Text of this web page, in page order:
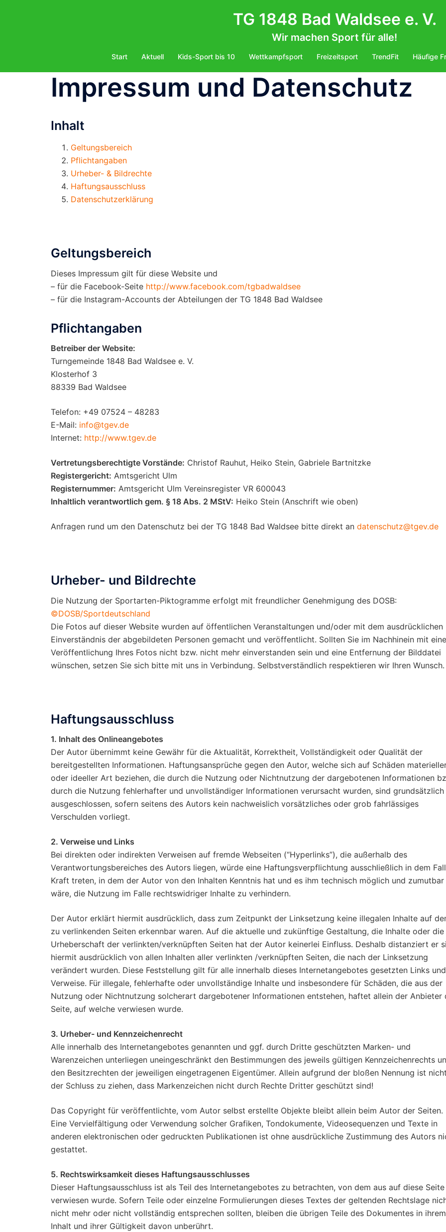
TG 1848 Bad Waldsee e. V.
Wir machen Sport für alle!
Start Aktuell Kids-Sport bis 10 Wettkampfsport Freizeitsport TrendFit Häufige
Impressum und Datenschutz
Inhalt
Geltungsbereich
Pflichtangaben
Urheber- & Bildrechte
Haftungsausschluss
Datenschutzerklärung
Geltungsbereich
Dieses Impressum gilt für diese Website und
– für die Facebook-Seite http://www.facebook.com/tgbadwaldsee
– für die Instagram-Accounts der Abteilungen der TG 1848 Bad Waldsee
Pflichtangaben
Betreiber der Website:
Turngemeinde 1848 Bad Waldsee e. V.
Klosterhof 3
88339 Bad Waldsee
Telefon: +49 07524 – 48283
E-Mail: info@tgev.de
Internet: http://www.tgev.de
Vertretungsberechtigte Vorstände: Christof Rauhut, Heiko Stein, Gabriele Bartnitzke
Registergericht: Amtsgericht Ulm
Registernummer: Amtsgericht Ulm Vereinsregister VR 600043
Inhaltlich verantwortlich gem. § 18 Abs. 2 MStV: Heiko Stein (Anschrift wie oben)
Anfragen rund um den Datenschutz bei der TG 1848 Bad Waldsee bitte direkt an datenschutz@tgev.de
Urheber- und Bildrechte
Die Nutzung der Sportarten-Piktogramme erfolgt mit freundlicher Genehmigung des DOSB:
©DOSB/Sportdeutschland
Die Fotos auf dieser Website wurden auf öffentlichen Veranstaltungen und/oder mit dem ausdrücklichen
Einverständnis der abgebildeten Personen gemacht und veröffentlicht. Sollten Sie im Nachhinein mit
Veröffentlichung Ihres Fotos nicht bzw. nicht mehr einverstanden sein und eine Entfernung der Bilddatei
wünschen, setzen Sie sich bitte mit uns in Verbindung. Selbstverständlich respektieren wir Ihren Wunsch.
Haftungsausschluss
1. Inhalt des Onlineangebotes
Der Autor übernimmt keine Gewähr für die Aktualität, Korrektheit, Vollständigkeit oder Qualität der
bereitgestellten Informationen. Haftungsansprüche gegen den Autor, welche sich auf Schäden
oder ideeller Art beziehen, die durch die Nutzung oder Nichtnutzung der dargebotenen Informationen
durch die Nutzung fehlerhafter und unvollständiger Informationen verursacht wurden, sind grundsätzlich
ausgeschlossen, sofern seitens des Autors kein nachweislich vorsätzliches oder grob fahrlässiges
Verschulden vorliegt.
2. Verweise und Links
Bei direkten oder indirekten Verweisen auf fremde Webseiten (“Hyperlinks”), die außerhalb des
Verantwortungsbereiches des Autors liegen, würde eine Haftungsverpflichtung ausschließlich in dem
Kraft treten, in dem der Autor von den Inhalten Kenntnis hat und es ihm technisch möglich und zumutbar
wäre, die Nutzung im Falle rechtswidriger Inhalte zu verhindern.
Der Autor erklärt hiermit ausdrücklich, dass zum Zeitpunkt der Linksetzung keine illegalen Inhalte auf
zu verlinkenden Seiten erkennbar waren. Auf die aktuelle und zukünftige Gestaltung, die Inhalte oder die
Urheberschaft der verlinkten/verknüpften Seiten hat der Autor keinerlei Einfluss. Deshalb distanziert er
hiermit ausdrücklich von allen Inhalten aller verlinkten /verknüpften Seiten, die nach der Linksetzung
verändert wurden. Diese Feststellung gilt für alle innerhalb dieses Internetangebotes gesetzten Links und
Verweise. Für illegale, fehlerhafte oder unvollständige Inhalte und insbesondere für Schäden, die aus der
Nutzung oder Nichtnutzung solcherart dargebotener Informationen entstehen, haftet allein der Anbieter
Seite, auf welche verwiesen wurde.
3. Urheber- und Kennzeichenrecht
Alle innerhalb des Internetangebotes genannten und ggf. durch Dritte geschützten Marken- und
Warenzeichen unterliegen uneingeschränkt den Bestimmungen des jeweils gültigen Kennzeichenrechts
den Besitzrechten der jeweiligen eingetragenen Eigentümer. Allein aufgrund der bloßen Nennung ist nicht
der Schluss zu ziehen, dass Markenzeichen nicht durch Rechte Dritter geschützt sind!
Das Copyright für veröffentlichte, vom Autor selbst erstellte Objekte bleibt allein beim Autor der Seiten.
Eine Vervielfältigung oder Verwendung solcher Grafiken, Tondokumente, Videosequenzen und Texte in
anderen elektronischen oder gedruckten Publikationen ist ohne ausdrückliche Zustimmung des Autors
gestattet.
5. Rechtswirksamkeit dieses Haftungsausschlusses
Dieser Haftungsausschluss ist als Teil des Internetangebotes zu betrachten, von dem aus auf diese Seite
verwiesen wurde. Sofern Teile oder einzelne Formulierungen dieses Textes der geltenden Rechtslage
nicht mehr oder nicht vollständig entsprechen sollten, bleiben die übrigen Teile des Dokumentes in ihrem
Inhalt und ihrer Gültigkeit davon unberührt.